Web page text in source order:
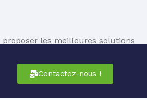
proposer les meilleures solutions
Contactez-nous !